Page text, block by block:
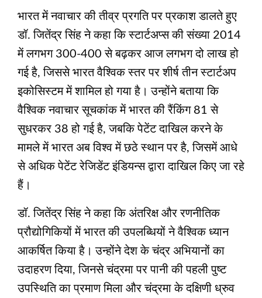
भारत में नवाचार की तीव्र प्रगति पर प्रकाश डालते हुए
डॉ. जितेंद्र सिंह ने कहा कि स्टार्टअप्स की संख्या 2014
में लगभग 300-400 से बढ़कर आज लगभग दो लाख हो
गई है, जिससे भारत वैश्विक स्तर पर शीर्ष तीन स्टार्टअप
इकोसिस्टम में शामिल हो गया है। उन्होंने बताया कि
वैश्विक नवाचार सूचकांक में भारत की रैंकिंग 81 से
सुधरकर 38 हो गई है, जबकि पेटेंट दाखिल करने के
मामले में भारत अब विश्व में छठे स्थान पर है, जिसमें आधे
से अधिक पेटेंट रेजिडेंट इंडियन्‍स द्वारा दाखिल किए जा रहे
हैं।
डॉ. जितेंद्र सिंह ने कहा कि अंतरिक्ष और रणनीतिक
प्रौद्योगिकियों में भारत की उपलब्धियों ने वैश्विक ध्यान
आकर्षित किया है। उन्होंने देश के चंद्र अभियानों का
उदाहरण दिया, जिनसे चंद्रमा पर पानी की पहली पुष्ट
उपस्थिति का प्रमाण मिला और चंद्रमा के दक्षिणी ध्रुव